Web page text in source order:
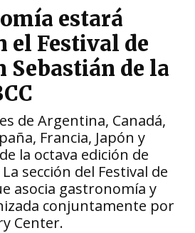
estará
el Festival de
Sebastián de la
de Argentina, Canadá,
Francia, Japón y
la octava edición de
sección del Festival de
asocia gastronomía y
conjuntamente por
Center.